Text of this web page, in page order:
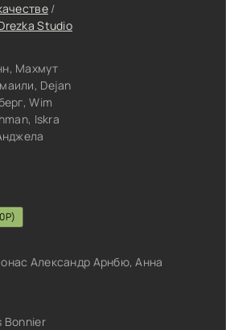
/
Studio
Махмут
Dejan
Wim
Iskra
Александр Арнбю, Анна
Bonnier